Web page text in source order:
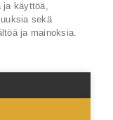
ja käyttöä,
sekä
ja mainoksia.